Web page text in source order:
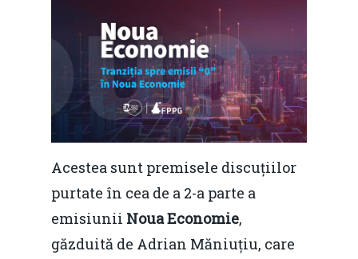
Acestea sunt premisele discuțiilor
purtate în cea de a 2-a parte a
emisiunii Noua Economie,
găzduită de Adrian Măniuțiu, care